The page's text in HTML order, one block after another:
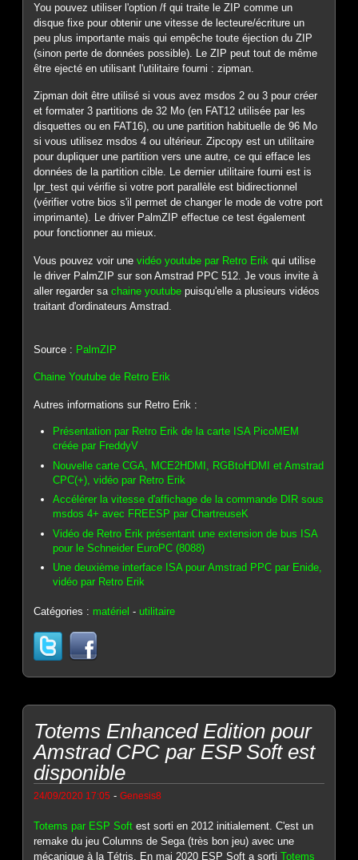
You pouvez utiliser l'option /f qui traite le ZIP comme un
disque fixe pour obtenir une vitesse de lecteure/écriture un
peu plus importante mais qui empêche toute éjection du ZIP
(sinon perte de données possible). Le ZIP peut tout de même
être ejecté en utilisant l'utilitaire fourni : zipman.
Zipman doit être utilisé si vous avez msdos 2 ou 3 pour créer
et formater 3 partitions de 32 Mo (en FAT12 utilisée par les
disquettes ou en FAT16), ou une partition habituelle de 96 Mo
si vous utilisez msdos 4 ou ultérieur. Zipcopy est un utilitaire
pour dupliquer une partition vers une autre, ce qui efface les
données de la partition cible. Le dernier utilitaire fourni est is
lpr_test qui vérifie si votre port parallèle est bidirectionnel
(vérifier votre bios s'il permet de changer le mode de votre port
imprimante). Le driver PalmZIP effectue ce test également
pour fonctionner au mieux.
Vous pouvez voir unevidéo youtube par Retro Erik qui utilise
le driver PalmZIP sur son Amstrad PPC 512. Je vous invite à
aller regarder sachaine youtube puisqu'elle a plusieurs vidéos
traitant d'ordinateurs Amstrad.
Source : PalmZIP
Chaine Youtube de Retro Erik
Autres informations sur Retro Erik :
Présentation par Retro Erik de la carte ISA PicoMEM
créée par FreddyV
Nouvelle carte CGA, MCE2HDMI, RGBtoHDMI et Amstrad
CPC(+), vidéo par Retro Erik
Accélérer la vitesse d'affichage de la commande DIR sous
msdos 4+ avec FREESP par ChartreuseK
Vidéo de Retro Erik présentant une extension de bus ISA
pour le Schneider EuroPC (8088)
Une deuxième interface ISA pour Amstrad PPC par Enide,
vidéo par Retro Erik
Catégories : matériel -utilitaire
Totems Enhanced Edition pour
Amstrad CPC par ESP Soft est
disponible
24/09/2020 17:05 -Genesis8
Totems par ESP Soft est sorti en 2012 initialement. C'est un
remake du jeu Columns de Sega (très bon jeu) avec une
mécanique à la Tétris. En mai 2020 ESP Soft a sortiTotems